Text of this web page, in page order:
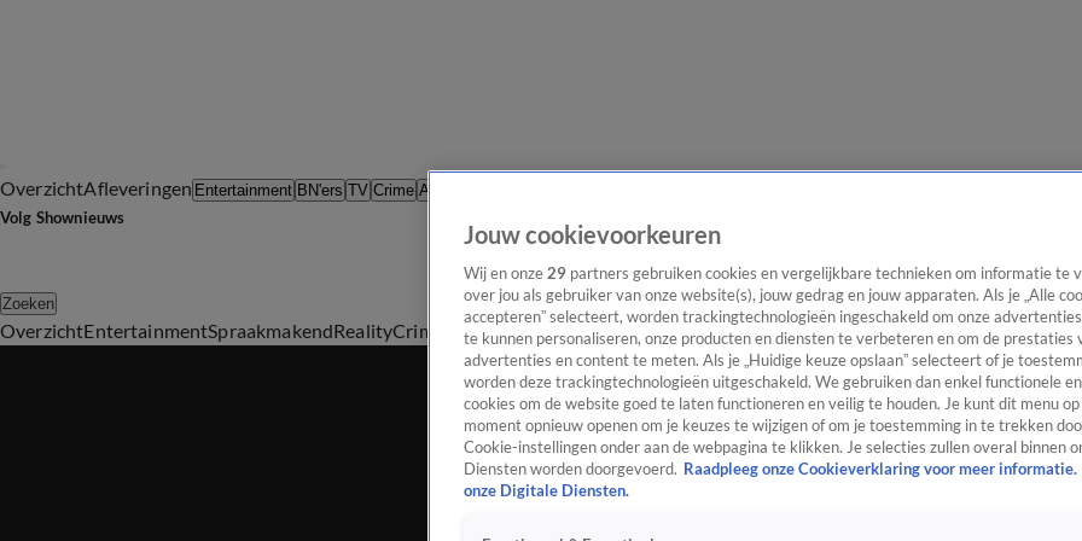
OverzichtAfleveringen Entertainment BN'ers TV Crime Algemeen
Volg Shownieuws
Zoeken
OverzichtEntertainmentSpraakmakendRealityCrime Video'sAfleveringen
Jouw cookievoorkeuren
Wij en onze 29 partners gebruiken cookies en vergelijkbare technieken om informatie te
over jou als gebruiker van onze website(s), jouw gedrag en jouw apparaten. Als je „Alle
accepteren” selecteert, worden trackingtechnologieën ingeschakeld om onze
te kunnen personaliseren, onze producten en diensten te verbeteren en om de prestaties
advertenties en content te meten. Als je „Huidige keuze opslaan” selecteert of je
worden deze trackingtechnologieën uitgeschakeld. We gebruiken dan enkel functionele
cookies om de website goed te laten functioneren en veilig te houden. Je kunt dit menu
moment opnieuw openen om je keuzes te wijzigen of om je toestemming in te trekken
Cookie-instellingen onder aan de webpagina te klikken. Je selecties zullen overal binnen
Diensten worden doorgevoerd. Raadpleeg onze Cookieverklaring voor meer informatie.
onze Digitale Diensten.